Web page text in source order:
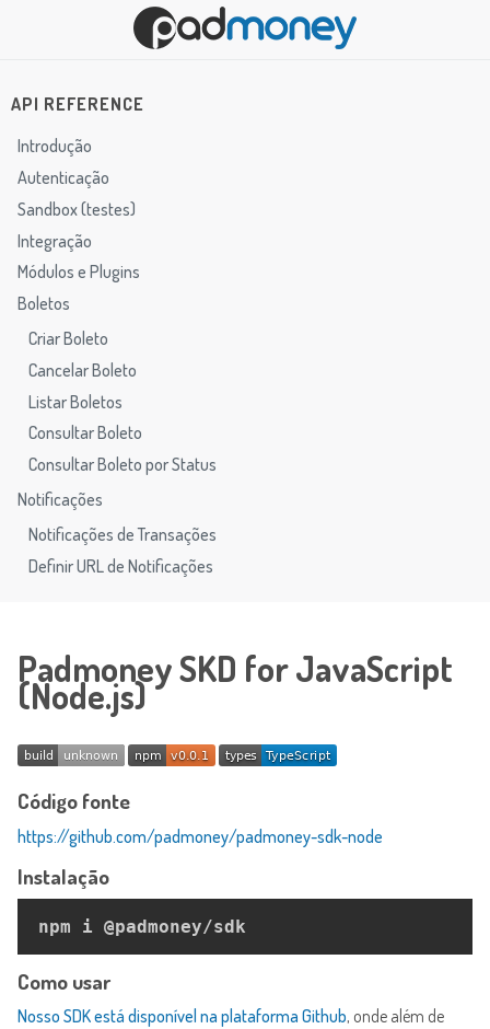
API REFERENCE
Introdução
Autenticação
Sandbox (testes)
Integração
Módulos e Plugins
Boletos
Criar Boleto
Cancelar Boleto
Listar Boletos
Consultar Boleto
Consultar Boleto por Status
Notificações
Notificações de Transações
Definir URL de Notificações
Padmoney SKD for JavaScript
(Node.js)
Código fonte
https://github.com/padmoney/padmoney-sdk-node
Instalação
Como usar
Nosso SDK está disponível na plataforma Github, onde além de